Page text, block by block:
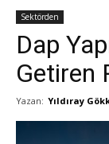
Sektörden
Dap
Getiren
Yazan: Yıldıray